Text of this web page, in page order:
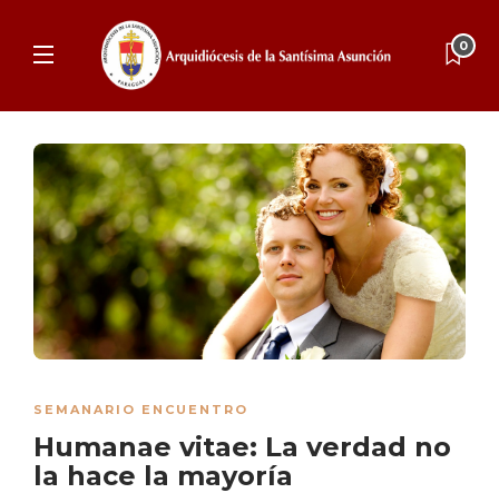
0
SEMANARIO ENCUENTRO
Humanae vitae: La verdad no
la hace la mayoría